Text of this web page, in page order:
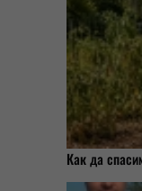
Как да